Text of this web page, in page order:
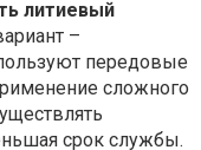
литиевый
–
передовые
сложного
срок службы.